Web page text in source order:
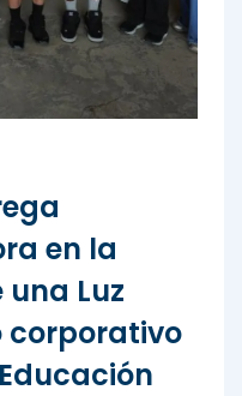
en la
una Luz
corporativo